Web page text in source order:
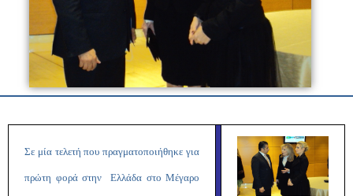
Σε μία τελετή που πραγματοποιήθηκε για
πρώτη φορά στην Ελλάδα στο Μέγαρο